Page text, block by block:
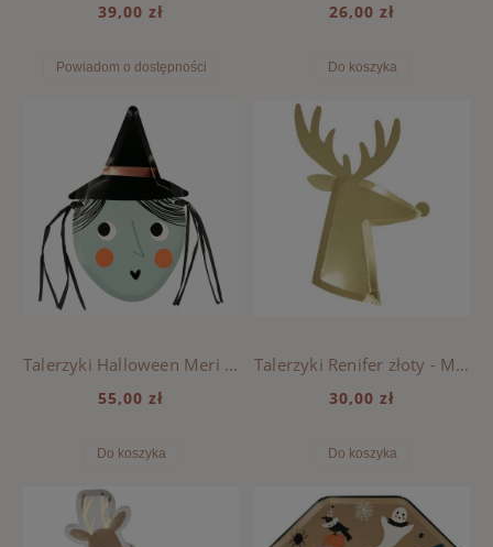
39,00 zł
Powiadom o dostępności
26,00 zł
Do koszyka
Talerzyki Halloween Meri Meri - Czarownica
55,00 zł
Do koszyka
Talerzyki Renifer złoty - Meri Meri
30,00 zł
Do koszyka